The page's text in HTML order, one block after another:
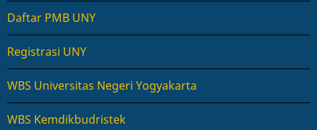
Daftar PMB UNY
Registrasi UNY
WBS Universitas Negeri Yogyakarta
WBS Kemdikbudristek